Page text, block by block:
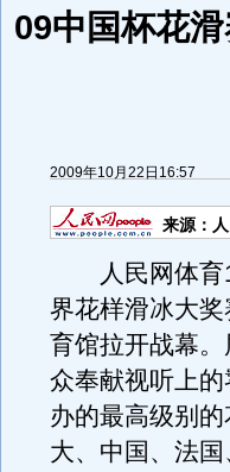
09中国杯花
2009年10月22日16:57
来源：
人民网体育
界花样滑冰大
育馆拉开战幕
众奉献视听上
办的最高级别
大、中国、法